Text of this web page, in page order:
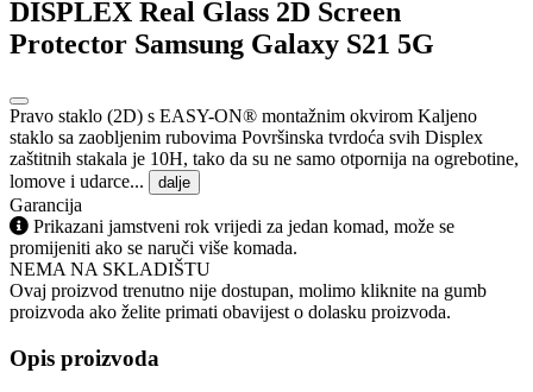
DISPLEX Real Glass 2D Screen
Protector Samsung Galaxy S21 5G
Pravo staklo (2D) s EASY-ON® montažnim okvirom Kaljeno
staklo sa zaobljenim rubovima Površinska tvrdoća svih Displex
zaštitnih stakala je 10H, tako da su ne samo otpornija na ogrebotine,
lomove i udarce...
dalje
Garancija
Prikazani jamstveni rok vrijedi za jedan komad, može se
promijeniti ako se naruči više komada.
NEMA NA SKLADIŠTU
Ovaj proizvod trenutno nije dostupan, molimo kliknite na gumb
proizvoda ako želite primati obavijest o dolasku proizvoda.
Opis proizvoda